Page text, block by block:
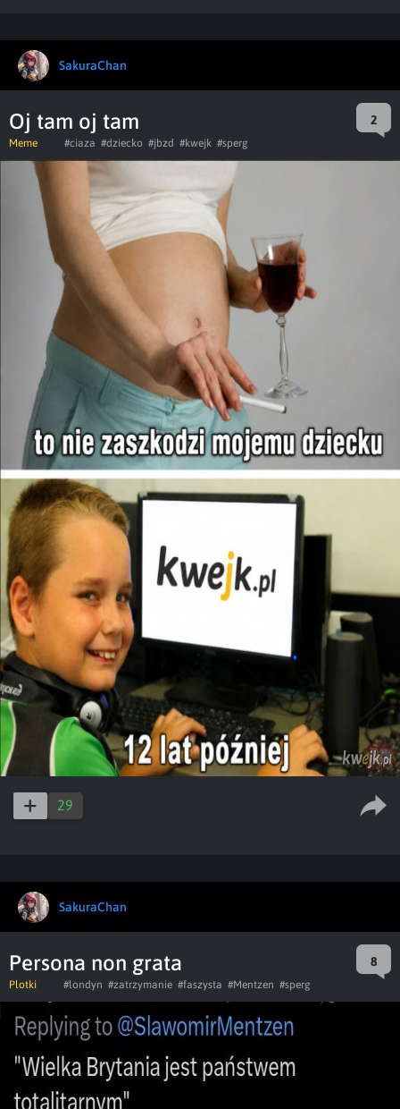
SakuraChan
Oj tam oj tam 2
Meme #ciaza #dziecko #jbzd #kwejk #sperg
29
SakuraChan
Persona non grata 8
Plotki #londyn #zatrzymanie #faszysta #Mentzen #sperg